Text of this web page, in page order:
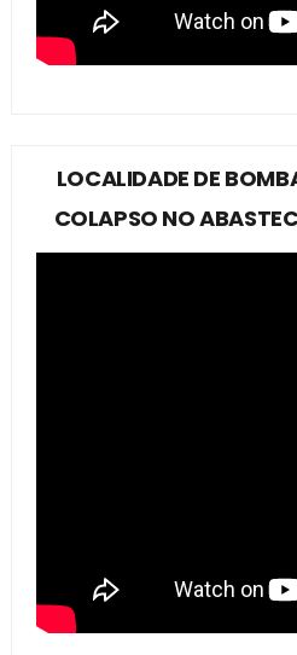
LOCALIDADE DE
COLAPSO NO